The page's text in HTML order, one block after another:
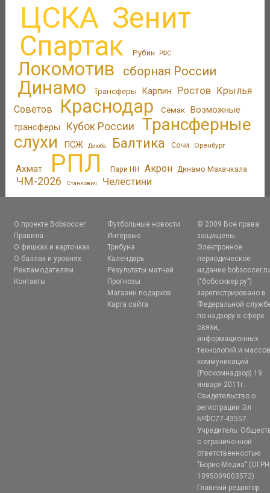
ЦСКА Зенит
Спартак Рубин РФС
Локомотив сборная России
Динамо Трансферы Карпин Ростов
Крылья
Советов
Краснодар Семак Возможные
трансферы
Кубок России
Трансферные
слухи
ПСЖ Дзюба Балтика Сочи Оренбург
Ахмат РПЛ Пари НН Акрон Динамо Махачкала
ЧМ-2026 Станкович Челестини
О проекте Bobsoccer
Правила
О фишках и карточках
О баллах и уровнях
Рекламодателям
Контакты
Футбольные новости
Интервью
Трибуна
Календарь
Результаты матчей
Прогнозы
Магазин подарков
Карта сайта
© 2009 Все права
защищены.
Электронное
периодическое
издание bobsoccer.ru
("бобсоккер.ру")
зарегистрировано в
Федеральной
по надзору в сфере
связи,
информационных
технологий и
коммуникаций
(Роскомнадзор) 19
января 2011г.
Свидетельство о
регистрации Эл
№ФС77-43557.
Учредитель:
с ограниченной
ответственностью
"Борис-Медиа" (ОГРН
1095009003572)
Главный редактор: